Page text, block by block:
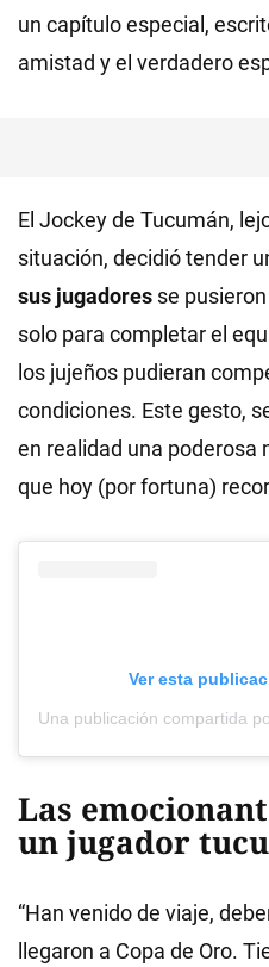
un capítulo especial,
amistad y el verdadero
El Jockey de Tucumán,
situación, decidió tender
sus jugadores se
solo para completar el
los jujeños pudieran
condiciones. Este gesto,
en realidad una poderosa
que hoy (por fortuna)
Ver esta
Las
un jugador
“Han venido de viaje,
llegaron a Copa de Oro.